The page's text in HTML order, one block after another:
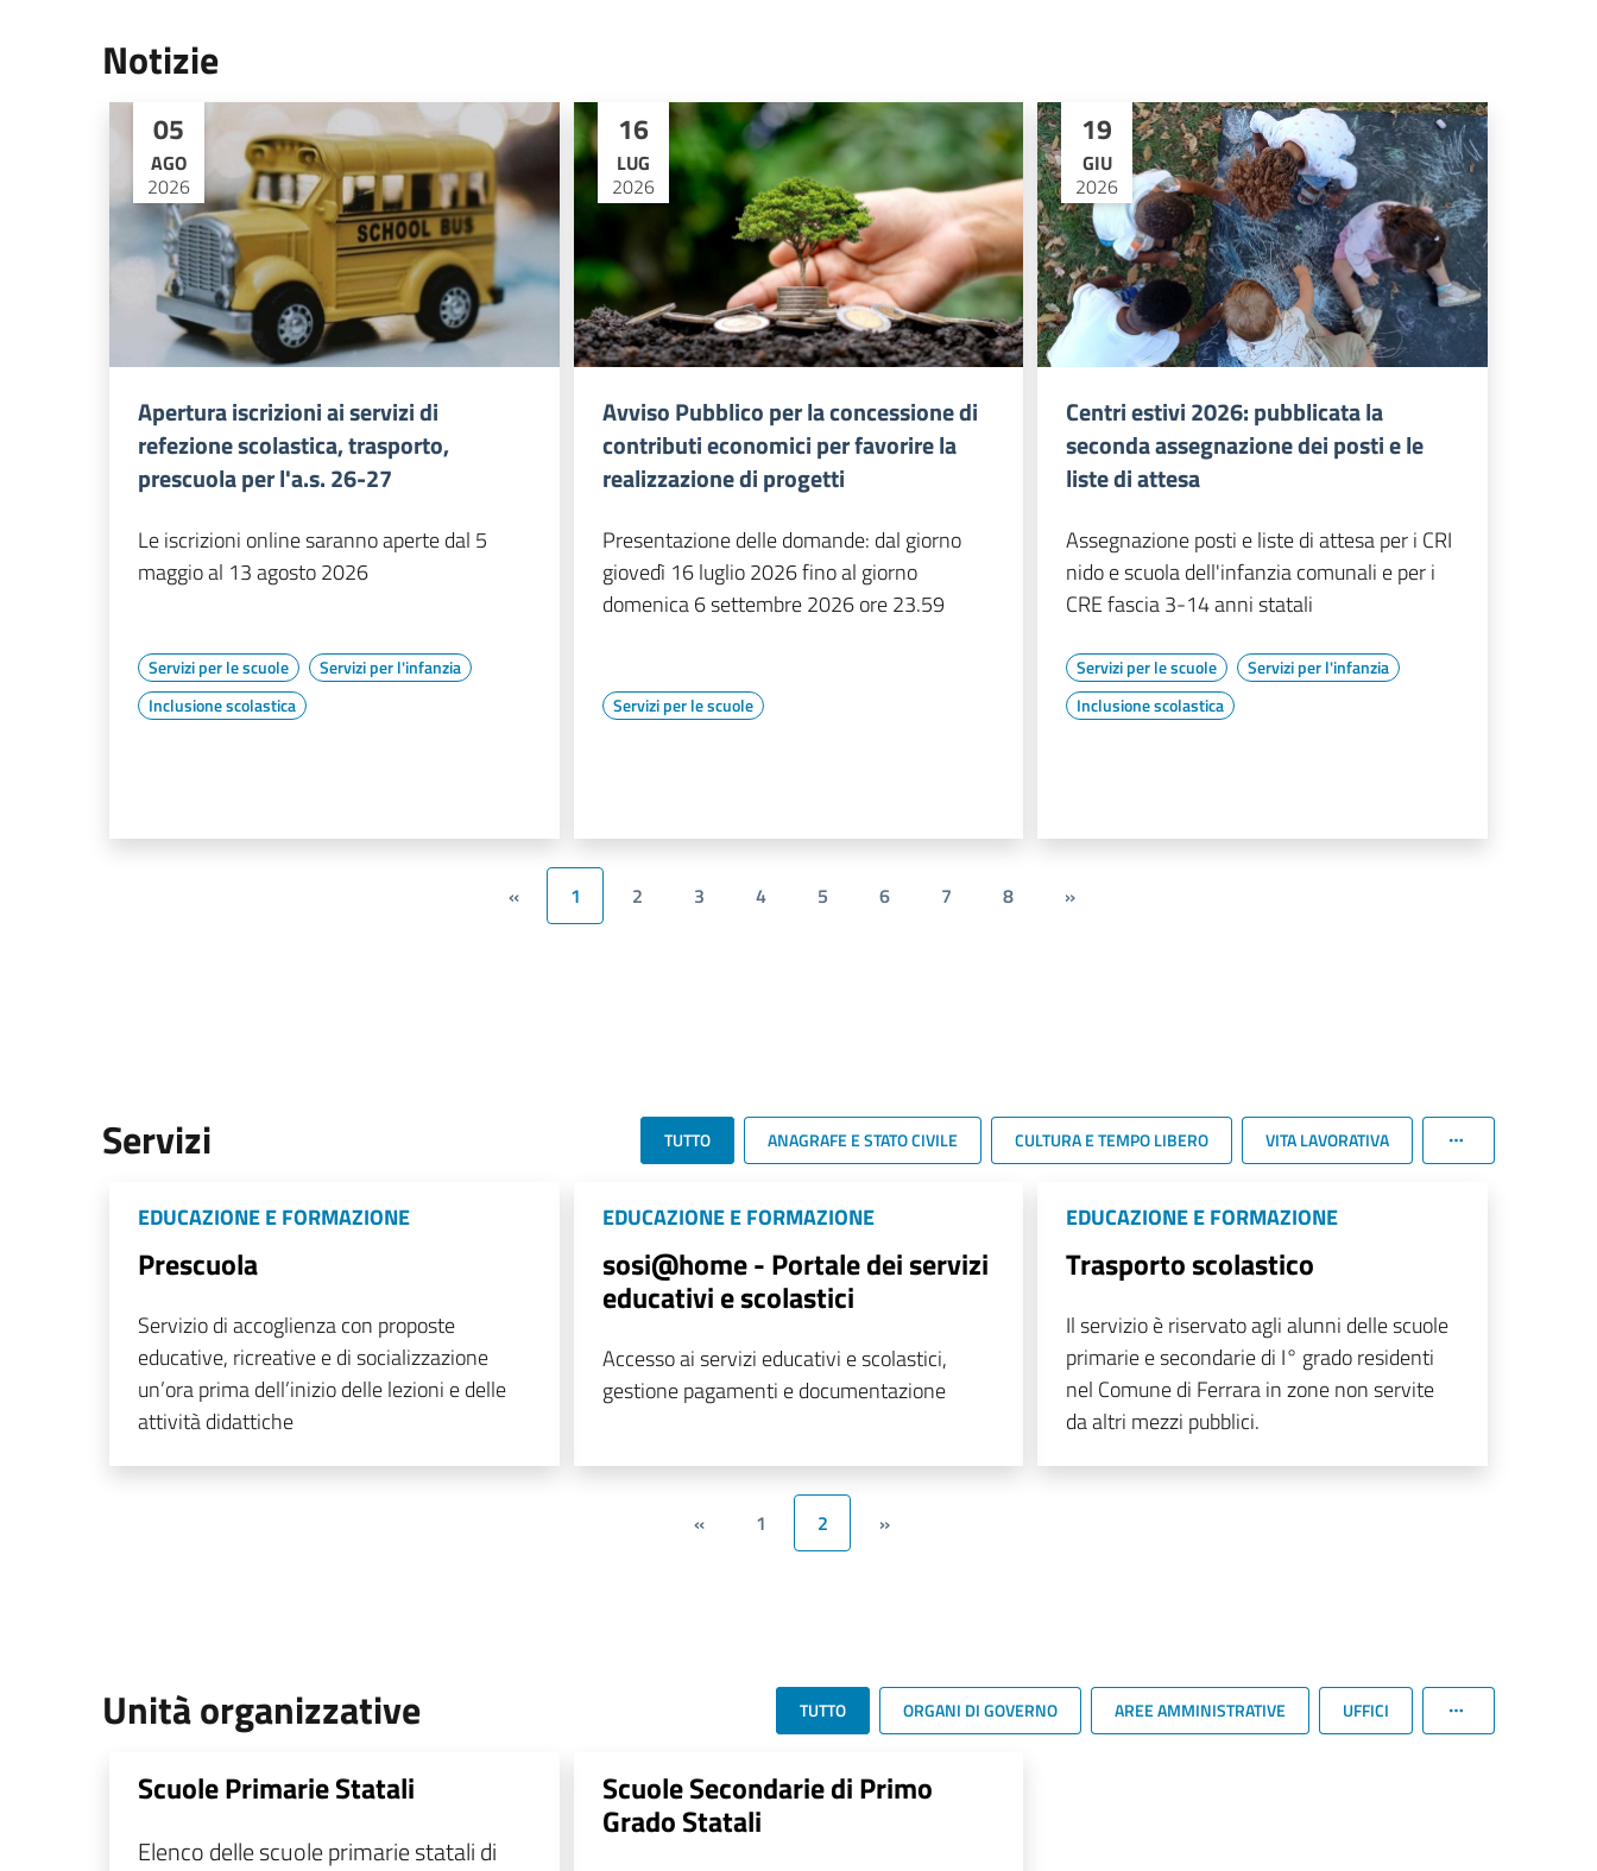
Notizie
05
AGO
2026
Apertura iscrizioni ai servizi di
refezione scolastica, trasporto,
prescuola per l'a.s. 26-27
Le iscrizioni online saranno aperte dal 5
maggio al 13 agosto 2026
Servizi per le scuole
Servizi per l'infanzia
Inclusione scolastica
16
LUG
2026
Avviso Pubblico per la concessione di
contributi economici per favorire la
realizzazione di progetti
Presentazione delle domande: dal giorno
giovedì 16 luglio 2026 fino al giorno
domenica 6 settembre 2026 ore 23.59
Servizi per le scuole
19
GIU
2026
Centri estivi 2026: pubblicata la
seconda assegnazione dei posti e le
liste di attesa
Assegnazione posti e liste di attesa per i CRI
nido e scuola dell'infanzia comunali e per i
CRE fascia 3-14 anni statali
Servizi per le scuole
Servizi per l'infanzia
Inclusione scolastica
« 1 2 3 4 5 6 7 8 »
Servizi TUTTO ANAGRAFE E STATO CIVILE CULTURA E TEMPO LIBERO VITA LAVORATIVA
EDUCAZIONE E FORMAZIONE
Prescuola
Servizio di accoglienza con proposte
educative, ricreative e di socializzazione
un’ora prima dell’inizio delle lezioni e delle
attività didattiche
EDUCAZIONE E FORMAZIONE
sosi@home - Portale dei servizi
educativi e scolastici
Accesso ai servizi educativi e scolastici,
gestione pagamenti e documentazione
EDUCAZIONE E FORMAZIONE
Trasporto scolastico
Il servizio è riservato agli alunni delle scuole
primarie e secondarie di I° grado residenti
nel Comune di Ferrara in zone non servite
da altri mezzi pubblici.
« 1 2 »
Unità organizzative TUTTO ORGANI DI GOVERNO AREE AMMINISTRATIVE UFFICI
Scuole Primarie Statali
Elenco delle scuole primarie statali di
Scuole Secondarie di Primo
Grado Statali